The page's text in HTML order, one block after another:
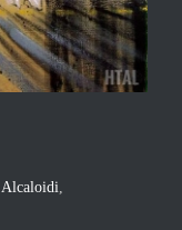
Alcaloidi,